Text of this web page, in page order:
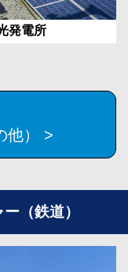
発電所
他） >
（鉄道）